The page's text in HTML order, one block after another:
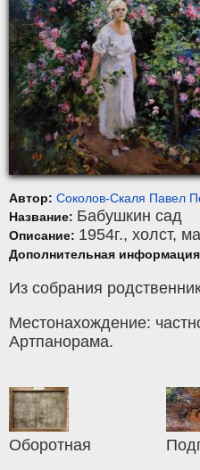
Автор: Соколов-Скаля Павел
Название: Бабушкин сад
Описание: 1954г., холст,
Дополнительная
Из собрания
Местонахождение:
Артпанорама.
Оборотная